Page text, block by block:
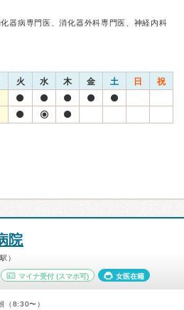
器病専門医、消化器外科専門医、神経内科
火 水 木 金 土 日 祝
院
）
マイナ受付 (スマホ可) 女医在籍
（8:30〜）